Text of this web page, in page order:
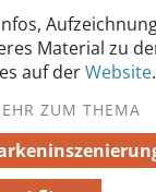
Material zu
auf derWebsite.
ZUM THEMA